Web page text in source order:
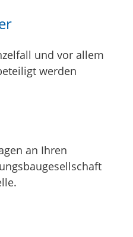
und vor allem
werden
an Ihren